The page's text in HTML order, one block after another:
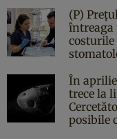
(P)
întreaga
În
trece la
posibile